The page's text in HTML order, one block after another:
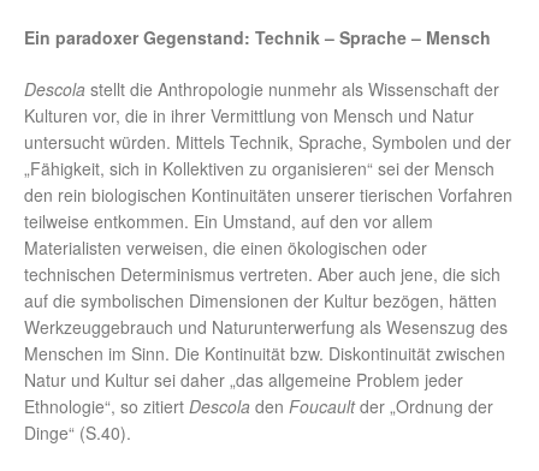
Ein paradoxer Gegenstand: Technik – Sprache – Mensch
Descola stellt die Anthropologie nunmehr als Wissenschaft der
Kulturen vor, die in ihrer Vermittlung von Mensch und Natur
untersucht würden. Mittels Technik, Sprache, Symbolen und der
„Fähigkeit, sich in Kollektiven zu organisieren“ sei der Mensch
den rein biologischen Kontinuitäten unserer tierischen Vorfahren
teilweise entkommen. Ein Umstand, auf den vor allem
Materialisten verweisen, die einen ökologischen oder
technischen Determinismus vertreten. Aber auch jene, die sich
auf die symbolischen Dimensionen der Kultur bezögen, hätten
Werkzeuggebrauch und Naturunterwerfung als Wesenszug des
Menschen im Sinn. Die Kontinuität bzw. Diskontinuität zwischen
Natur und Kultur sei daher „das allgemeine Problem jeder
Ethnologie“, so zitiert Descola den Foucaultder „Ordnung der
Dinge“ (S.40).